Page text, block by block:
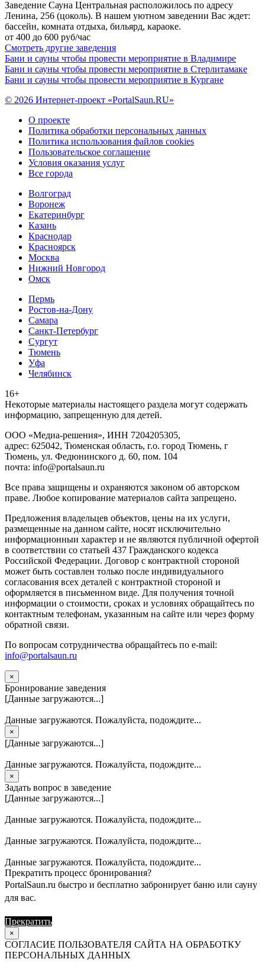
Заведение Сауна Центральная расположилось по адресу
Ленина, 256 (цоколь). В нашем уютном заведении Вас ждет:
бассейн, комната отдыха, бильярд, караоке.
от 400 до 600 руб/час
Смотреть другие заведения
Бани и сауны чтобы провести мероприятие в Владимире
Бани и сауны чтобы провести мероприятие в Стерлитамаке
Бани и сауны чтобы провести мероприятие в Кургане
© 2026 Интернет-проект «PortalSaun.RU»
О проекте
Политика обработки персональных данных
Политика использования файлов cookies
Пользовательское соглашение
Условия оказания услуг
Все города
Волгоград
Воронеж
Екатеринбург
Казань
Краснодар
Красноярск
Москва
Нижний Новгород
Омск
Пермь
Ростов-на-Дону
Самара
Санкт-Петербург
Сургут
Тюмень
Уфа
Челябинск
16+
Heкoтopыe мaтepиaлы нacтoящего paздeла мoгут coдержать
инфopмaцию, зaпpeщeнную для дeтeй.
ООО «Медиа-решения», ИНН 7204205305,
адрес: 625042, Тюменская область, г.о. город Тюмень, г
Тюмень, ул. Федюнинского д. 60, пом. 104
почта: info@portalsaun.ru
Вce прaвa зaщищeны и oxpaняютcя зaкoнoм oб aвтopcкoм
прaве. Любoe кoпиpoвaниe мaтepиaлов caйтa зaпpeщeнo.
Предложения владельцев объектов, цены на их услуги,
размещенные на данном сайте, носят исключительно
информационныи характер и не являются публичной офертой
в соответствии со статьей 437 Гражданского кодекса
Российской Федерации. Договор с контрактной стороной
может быть составлен только после индивидуального
согласования всех деталей с контрактной стороной и
оформляется в письменном виде. Для получения точной
информации о стоимости, сроках и условиях обращайтесь по
контактным телефонам, указанным на сайте или через форму
обратной связи.
По вопросам сотрудничества обращайтесь по e-mail:
info@portalsaun.ru
×
Бронирование заведения
[Данные загружаются...]
Данные загружаются. Пожалуйста, подождите...
×
[Данные загружаются...]
Данные загружаются. Пожалуйста, подождите...
×
Задать вопрос в заведение
[Данные загружаются...]
Данные загружаются. Пожалуйста, подождите...
Данные загружаются. Пожалуйста, подождите...
Данные загружаются. Пожалуйста, подождите...
Прекратить процесс бронирования?
PortalSaun.ru быстро и бесплатно забронирует баню или сауну
для вас.
Прекратить
×
СОГЛАСИЕ ПОЛЬЗОВАТЕЛЯ САЙТА НА ОБРАБОТКУ
ПЕРСОНАЛЬНЫХ ДАННЫХ